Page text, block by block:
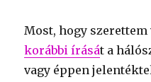
Most, hogy
korábbi írását a
vagy éppen